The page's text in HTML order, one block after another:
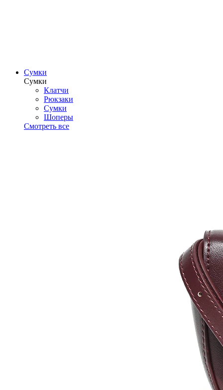
Сумки
Сумки
Клатчи
Рюкзаки
Сумки
Шоперы
Смотреть все